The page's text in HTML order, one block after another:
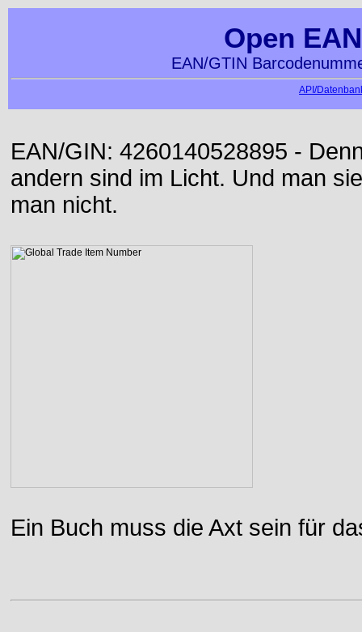
Open
EAN/GTIN
API/
EAN/GIN: 4260140528895 -
andern sind im Licht. Und man
man nicht.
Ein Buch muss die Axt sein für